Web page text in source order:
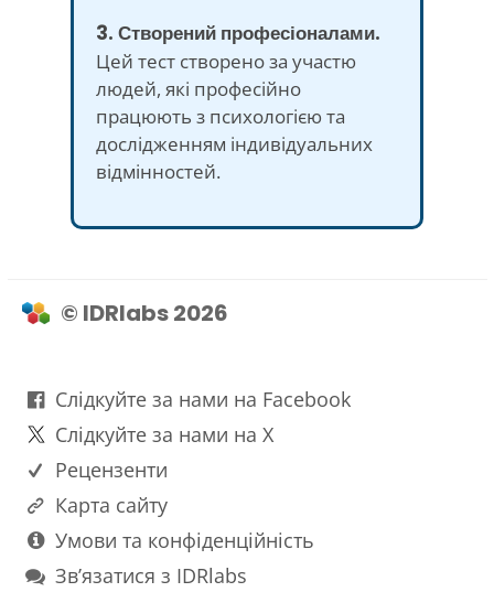
3. Створений професіоналами.
Цей тест створено за участю
людей, які професійно
працюють з психологією та
дослідженням індивідуальних
відмінностей.
© IDRlabs 2026
Слідкуйте за нами на Facebook
Слідкуйте за нами на X
Рецензенти
Карта сайту
Умови та конфіденційність
Зв’язатися з IDRlabs